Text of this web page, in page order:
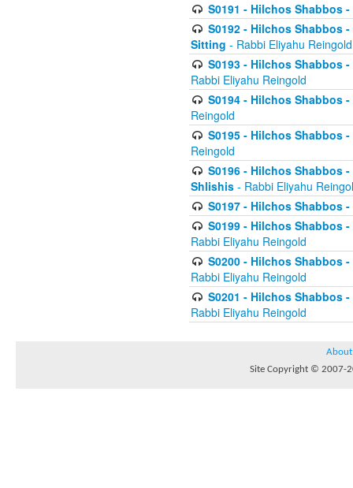
S0191 - Hilchos Shabbos
S0192 - Hilchos Shabbos
Sitting - Rabbi Eliyahu Reingold
S0193 - Hilchos Shabbos
Rabbi Eliyahu Reingold
S0194 - Hilchos Shabbos
Reingold
S0195 - Hilchos Shabbos
Reingold
S0196 - Hilchos Shabbos
Shlishis - Rabbi Eliyahu
S0197 - Hilchos Shabbos
S0199 - Hilchos Shabbos
Rabbi Eliyahu Reingold
S0200 - Hilchos Shabbos
Rabbi Eliyahu Reingold
S0201 - Hilchos Shabbos
Rabbi Eliyahu Reingold
About
Site Copyright © 2007-